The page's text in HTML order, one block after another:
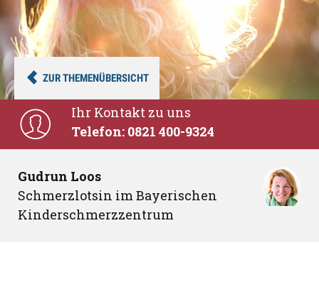
Ihr Kontakt zu uns
Telefon: 0821 400-9324
Gudrun Loos
Schmerzlotsin im Bayerischen
Kinderschmerzzentrum
ZUR THEMENÜBERSICHT